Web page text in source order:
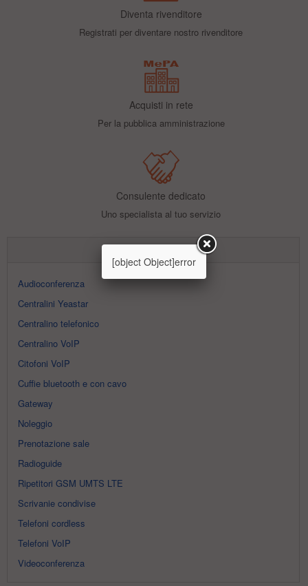
Diventa rivenditore
Registrati per diventare nostro rivenditore
Acquisti in rete
Per la pubblica amministrazione
Consulente dedicato
Uno specialista al tuo servizio
Audioconferenza
Centralini Yeastar
Centralino telefonico
Centralino VoIP
Citofoni VoIP
Cuffie bluetooth e con cavo
Gateway
Noleggio
Prenotazione sale
Radioguide
Ripetitori GSM UMTS LTE
Scrivanie condivise
Telefoni cordless
Telefoni VoIP
Videoconferenza
[object Object]error